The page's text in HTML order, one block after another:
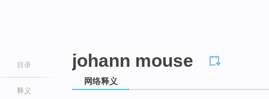
目录
释义
johann mouse
网络释义